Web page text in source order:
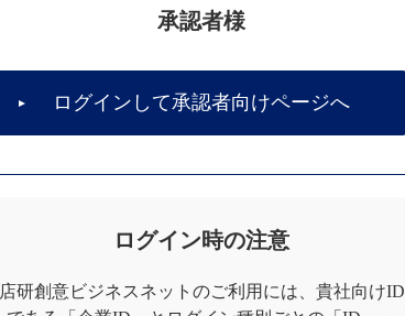
承認者様
ログインして承認者向けページへ
ログイン時の注意
店研創意ビジネスネットのご利用には、貴社向けID